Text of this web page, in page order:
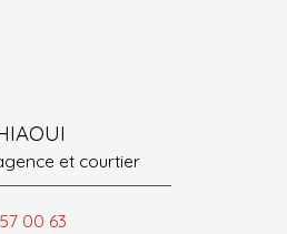
et courtier
00 63